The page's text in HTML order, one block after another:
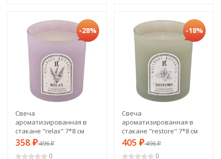
-28%
Свеча
ароматизированная в
стакане "relax" 7*8 см
Lefard (625-100)
358 ₽496₽
0
-18%
Свеча
ароматизированная в
стакане "restore" 7*8 см
Lefard (625-101)
405 ₽496₽
0